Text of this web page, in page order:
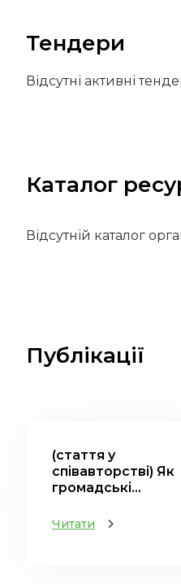
Тендери
Відсутні активні
Каталог
Відсутній каталог
Публікації
(стаття у
співавторстві) Як
громадські...
Читати